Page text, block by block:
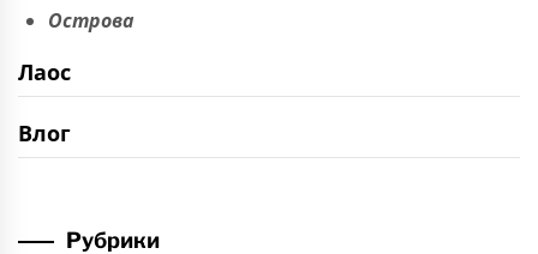
Острова
Лаос
Влог
Рубрики